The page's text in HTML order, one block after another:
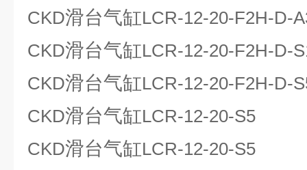
CKD滑台气缸LCR-12-20-F2H-D-
CKD滑台气缸LCR-12-20-F2H-D-
CKD滑台气缸LCR-12-20-F2H-D-
CKD滑台气缸LCR-12-20-S5
CKD滑台气缸LCR-12-20-S5